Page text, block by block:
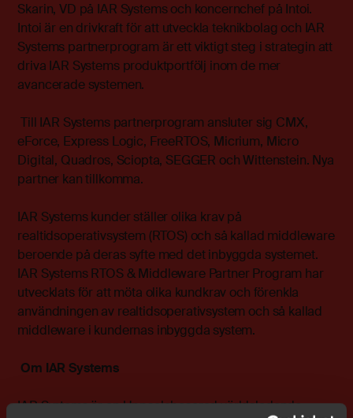
Skarin, VD på IAR Systems och koncernchef på Intoi.
Intoi är en drivkraft för att utveckla teknikbolag och IAR
Systems partnerprogram är ett viktigt steg i strategin att
driva IAR Systems produktportfölj inom de mer
avancerade systemen.
Till IAR Systems partnerprogram ansluter sig CMX,
eForce, Express Logic, FreeRTOS, Micrium, Micro
Digital, Quadros, Sciopta, SEGGER och Wittenstein. Nya
partner kan tillkomma.
IAR Systems kunder ställer olika krav på
realtidsoperativsystem (RTOS) och så kallad middleware
beroende på deras syfte med det inbyggda systemet.
IAR Systems RTOS & Middleware Partner Program har
utvecklats för att möta olika kundkrav och förenkla
användningen av realtidsoperativsystem och så kallad
middleware i kundernas inbyggda system.
Om IAR Systems
IAR Systems är en Uppsalabaserad världsledande